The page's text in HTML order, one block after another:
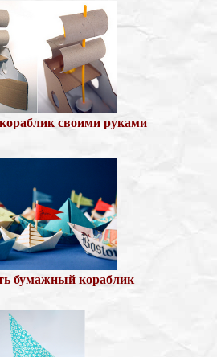
своими руками
бумажный кораблик